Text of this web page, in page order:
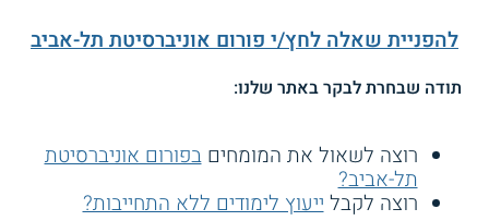
להפניית שאלה לחץ/י פורום אוניברסיטת תל-אביב
תודה שבחרת לבקר באתר שלנו:
רוצה לשאול את המומחיםבפורום אוניברסיטת
תל-אביב?
רוצה לקבלייעוץ לימודים ללא התחייבות?